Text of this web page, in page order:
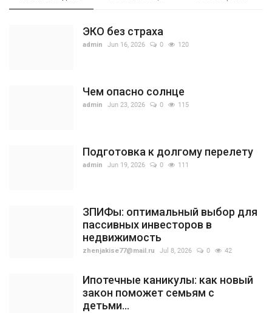
ЭКО без страха
admin Jun 16, 2026 0 120
Чем опасно солнце
admin Jun 23, 2026 0 115
Подготовка к долгому перелету
admin Jun 19, 2026 0 111
ЗПИФы: оптимальный выбор для
пассивных инвесторов в
недвижимость
zhenjakise77@mail.ru Jul 8, 2026 0 42
Ипотечные каникулы: как новый
закон поможет семьям с
детьми...